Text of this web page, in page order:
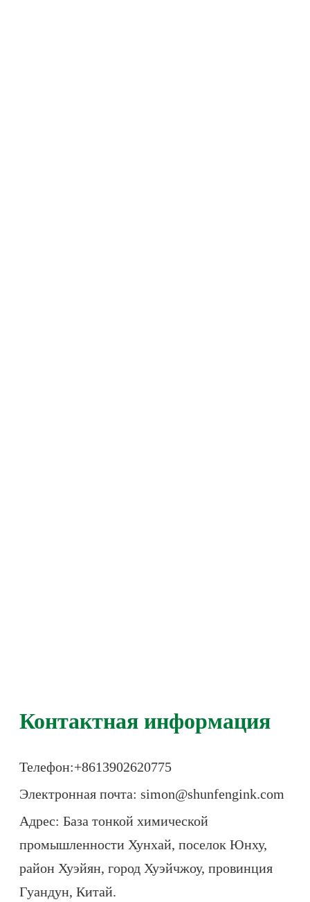
Контактная информация
Телефон:+8613902620775
Электронная почта: simon@shunfengink.com
Адрес: База тонкой химической
промышленности Хунхай, поселок Юнху,
район Хуэйян, город Хуэйчжоу, провинция
Гуандун, Китай.